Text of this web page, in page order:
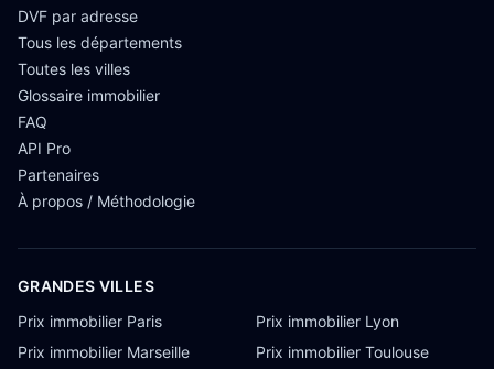
DVF par adresse
Tous les départements
Toutes les villes
Glossaire immobilier
FAQ
API Pro
Partenaires
À propos / Méthodologie
GRANDES VILLES
Prix immobilier Paris
Prix immobilier Lyon
Prix immobilier Marseille
Prix immobilier Toulouse